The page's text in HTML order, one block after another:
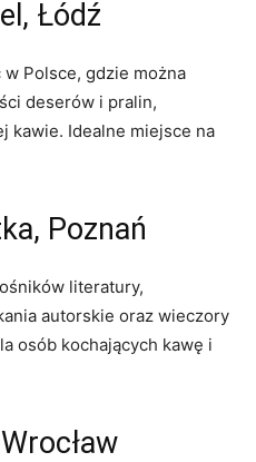
Łódź
Polsce, ‌gdzie ​można
deserów ⁢i pralin,
kawie. Idealne miejsce na
Poznań
literatury,
autorskie oraz wieczory‌
osób kochających kawę i